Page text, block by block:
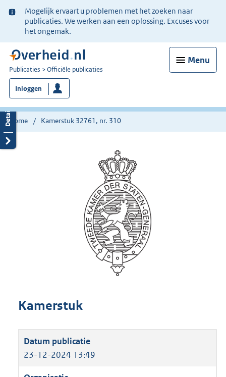
Ter
informatie:
Mogelijk ervaart u problemen met het zoeken naar
publicaties. We werken aan een oplossing. Excuses voor
het ongemak.
Menu
U
bent
nu
hier:
Publicaties Officiële publicaties
Inloggen
Home Kamerstuk 32761, nr. 310
Kamerstuk
23-12-2024 13:49